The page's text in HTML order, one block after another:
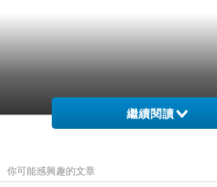
繼續閱讀
你可能感興趣的文章